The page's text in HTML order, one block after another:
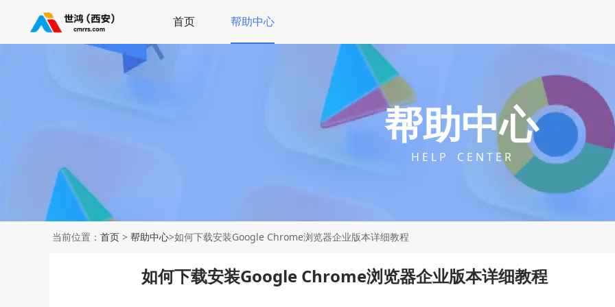
首页 帮助中心
帮助中心
H E L P C E N T E R
当前位置： 首页 > 帮助中心>如何下载安装Google Chrome浏览器企业版本详细教程
如何下载安装Google Chrome浏览器企业版本详细教程